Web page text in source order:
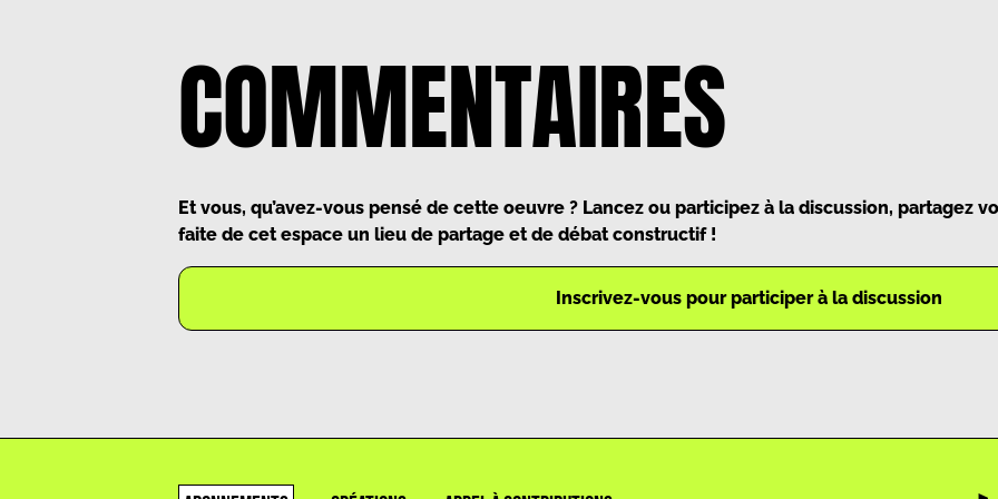
COMMENTAIRES
Et vous, qu’avez-vous pensé de cette oeuvre ? Lancez ou participez à la discussion, partagez
faite de cet espace un lieu de partage et de débat constructif !
Inscrivez-vous pour participer à la discussion